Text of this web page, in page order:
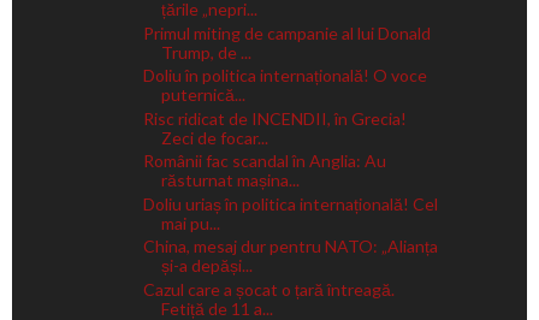
țările „nepri...
Primul miting de campanie al lui Donald
Trump, de ...
Doliu în politica internațională! O voce
puternică...
Risc ridicat de INCENDII, în Grecia!
Zeci de focar...
Românii fac scandal în Anglia: Au
răsturnat mașina...
Doliu uriaș în politica internațională! Cel
mai pu...
China, mesaj dur pentru NATO: „Alianța
și-a depăși...
Cazul care a șocat o țară întreagă.
Fetiță de 11 a...